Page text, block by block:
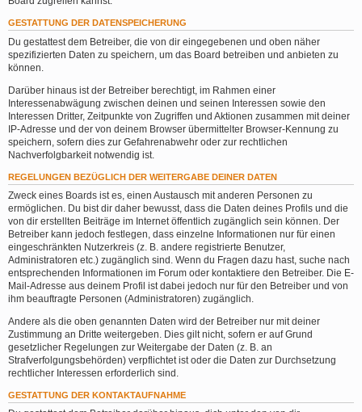
GESTATTUNG DER DATENSPEICHERUNG
Du gestattest dem Betreiber, die von dir eingegebenen und oben näher
spezifizierten Daten zu speichern, um das Board betreiben und anbieten zu
können.
Darüber hinaus ist der Betreiber berechtigt, im Rahmen einer
Interessenabwägung zwischen deinen und seinen Interessen sowie den
Interessen Dritter, Zeitpunkte von Zugriffen und Aktionen zusammen mit deiner
IP-Adresse und der von deinem Browser übermittelter Browser-Kennung zu
speichern, sofern dies zur Gefahrenabwehr oder zur rechtlichen
Nachverfolgbarkeit notwendig ist.
REGELUNGEN BEZÜGLICH DER WEITERGABE DEINER DATEN
Zweck eines Boards ist es, einen Austausch mit anderen Personen zu
ermöglichen. Du bist dir daher bewusst, dass die Daten deines Profils und die
von dir erstellten Beiträge im Internet öffentlich zugänglich sein können. Der
Betreiber kann jedoch festlegen, dass einzelne Informationen nur für einen
eingeschränkten Nutzerkreis (z. B. andere registrierte Benutzer,
Administratoren etc.) zugänglich sind. Wenn du Fragen dazu hast, suche nach
entsprechenden Informationen im Forum oder kontaktiere den Betreiber. Die E-
Mail-Adresse aus deinem Profil ist dabei jedoch nur für den Betreiber und von
ihm beauftragte Personen (Administratoren) zugänglich.
Andere als die oben genannten Daten wird der Betreiber nur mit deiner
Zustimmung an Dritte weitergeben. Dies gilt nicht, sofern er auf Grund
gesetzlicher Regelungen zur Weitergabe der Daten (z. B. an
Strafverfolgungsbehörden) verpflichtet ist oder die Daten zur Durchsetzung
rechtlicher Interessen erforderlich sind.
GESTATTUNG DER KONTAKTAUFNAHME